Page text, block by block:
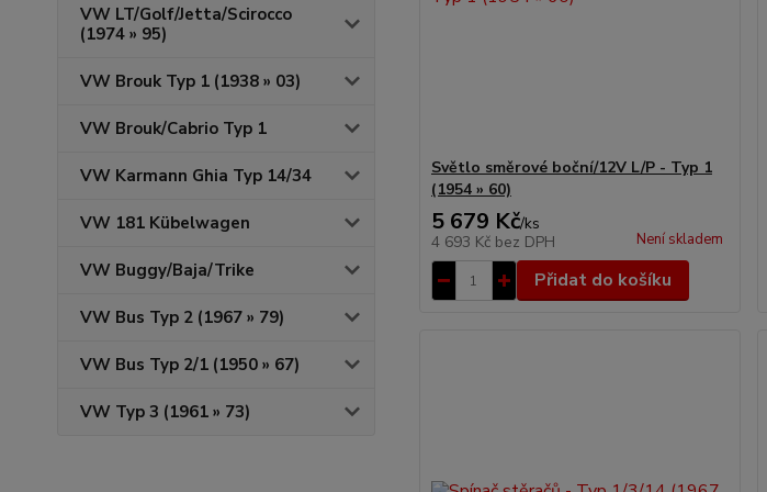
VW LT/Golf/Jetta/Scirocco
(1974 » 95)
VW Brouk Typ 1 (1938 » 03)
VW Brouk/Cabrio Typ 1
VW Karmann Ghia Typ 14/34
VW 181 Kübelwagen
VW Buggy/Baja/Trike
VW Bus Typ 2 (1967 » 79)
VW Bus Typ 2/1 (1950 » 67)
VW Typ 3 (1961 » 73)
Světlo směrové boční/12V L/P - Typ 1
(1954 » 60)
5 679 Kč/ks
4 693 Kč bez DPH Není skladem
Přidat do košíku